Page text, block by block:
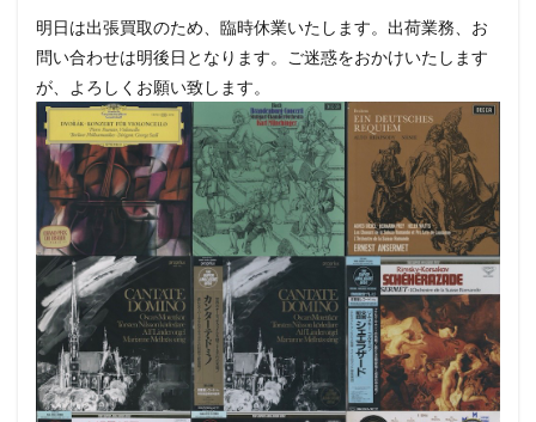
明日は出張買取のため、臨時休業いたします。出荷業務、お
問い合わせは明後日となります。ご迷惑をおかけいたします
が、よろしくお願い致します。